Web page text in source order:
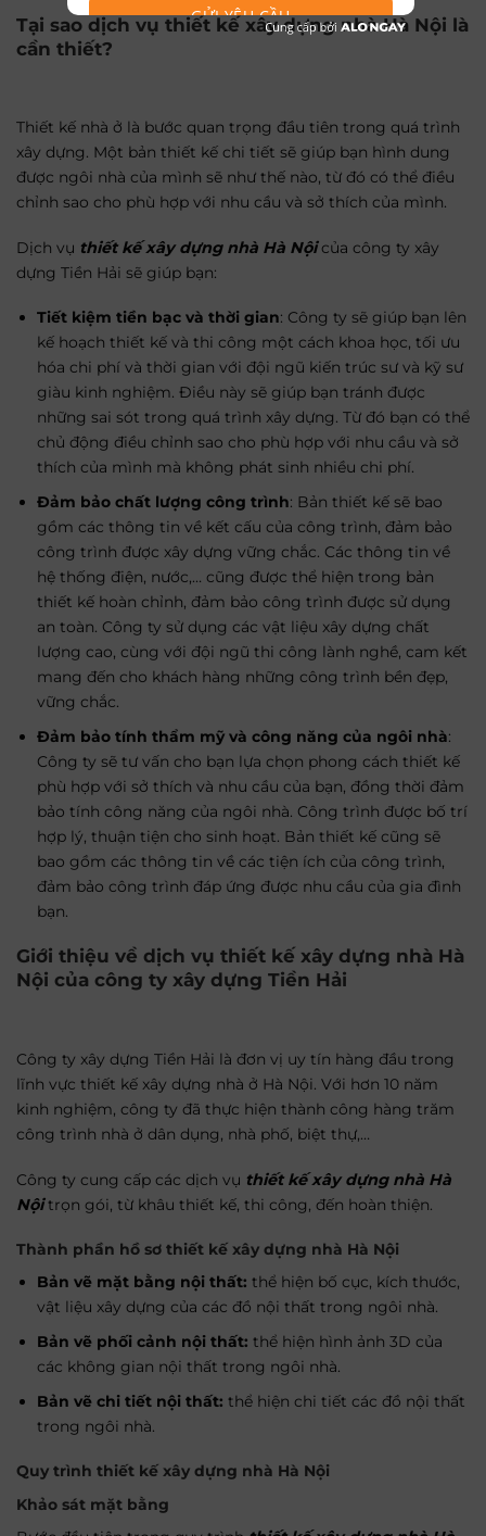
Tại sao dịch vụ thiết kế xây dựng nhà Hà Nội là
cần thiết?
Thiết kế nhà ở là bước quan trọng đầu tiên trong quá trình
xây dựng. Một bản thiết kế chi tiết sẽ giúp bạn hình dung
được ngôi nhà của mình sẽ như thế nào, từ đó có thể điều
chỉnh sao cho phù hợp với nhu cầu và sở thích của mình.
Dịch vụ thiết kế xây dựng nhà Hà Nộicủa công ty xây
dựng Tiền Hải sẽ giúp bạn:
Tiết kiệm tiền bạc và thời gian: Công ty sẽ giúp bạn lên
kế hoạch thiết kế và thi công một cách khoa học, tối ưu
hóa chi phí và thời gian với đội ngũ kiến trúc sư và kỹ sư
giàu kinh nghiệm. Điều này sẽ giúp bạn tránh được
những sai sót trong quá trình xây dựng. Từ đó bạn có thể
chủ động điều chỉnh sao cho phù hợp với nhu cầu và sở
thích của mình mà không phát sinh nhiều chi phí.
Đảm bảo chất lượng công trình: Bản thiết kế sẽ bao
gồm các thông tin về kết cấu của công trình, đảm bảo
công trình được xây dựng vững chắc. Các thông tin về
hệ thống điện, nước,… cũng được thể hiện trong bản
thiết kế hoàn chỉnh, đảm bảo công trình được sử dụng
an toàn. Công ty sử dụng các vật liệu xây dựng chất
lượng cao, cùng với đội ngũ thi công lành nghề, cam kết
mang đến cho khách hàng những công trình bền đẹp,
vững chắc.
Đảm bảo tính thẩm mỹ và công năng của ngôi nhà:
Công ty sẽ tư vấn cho bạn lựa chọn phong cách thiết kế
phù hợp với sở thích và nhu cầu của bạn, đồng thời đảm
bảo tính công năng của ngôi nhà. Công trình được bố trí
hợp lý, thuận tiện cho sinh hoạt. Bản thiết kế cũng sẽ
bao gồm các thông tin về các tiện ích của công trình,
đảm bảo công trình đáp ứng được nhu cầu của gia đình
bạn.
Giới thiệu về dịch vụ thiết kế xây dựng nhà Hà
Nội của công ty xây dựng Tiền Hải
Công ty xây dựng Tiền Hải là đơn vị uy tín hàng đầu trong
lĩnh vực thiết kế xây dựng nhà ở Hà Nội. Với hơn 10 năm
kinh nghiệm, công ty đã thực hiện thành công hàng trăm
công trình nhà ở dân dụng, nhà phố, biệt thự,…
Công ty cung cấp các dịch vụ thiết kế xây dựng nhà Hà
Nộitrọn gói, từ khâu thiết kế, thi công, đến hoàn thiện.
Thành phần hồ sơ thiết kế xây dựng nhà Hà Nội
Bản vẽ mặt bằng nội thất: thể hiện bố cục, kích thước,
vật liệu xây dựng của các đồ nội thất trong ngôi nhà.
Bản vẽ phối cảnh nội thất: thể hiện hình ảnh 3D của
các không gian nội thất trong ngôi nhà.
Bản vẽ chi tiết nội thất: thể hiện chi tiết các đồ nội thất
trong ngôi nhà.
Quy trình thiết kế xây dựng nhà Hà Nội
Khảo sát mặt bằng
GỬI YÊU CẦU